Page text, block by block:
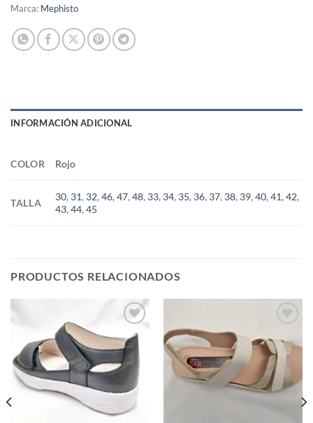
Marca: Mephisto
INFORMACIÓN ADICIONAL
COLOR Rojo
TALLA
30, 31, 32,46,47,48, 33, 34, 35, 36, 37, 38, 39,40,41,42,
43,44,45
PRODUCTOS RELACIONADOS
Add to
wishlist
wishlist